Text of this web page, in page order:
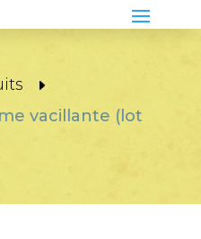
vacillante (lot